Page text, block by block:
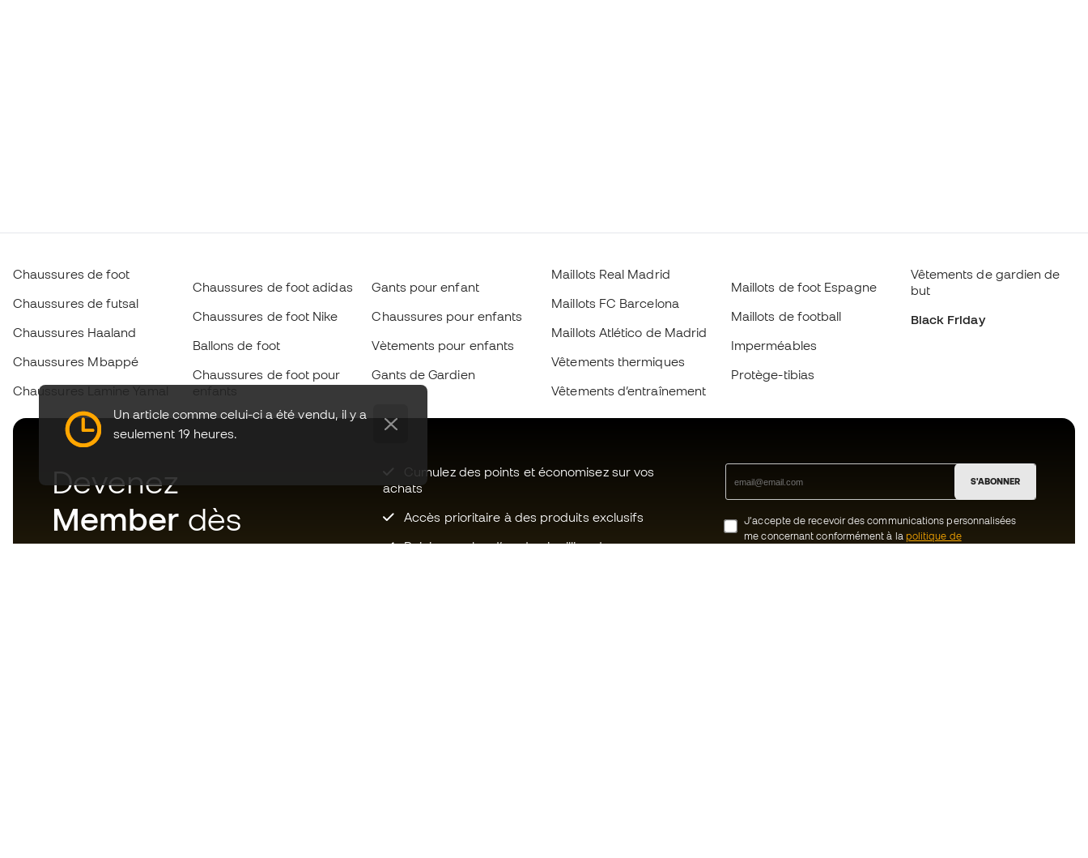
Un article comme celui-ci a été vendu, il y a
seulement 19 heures.
Chaussures de foot
Chaussures de futsal
Chaussures Haaland
Chaussures Mbappé
Chaussures Lamine Yamal
Chaussures de foot adidas
Chaussures de foot Nike
Ballons de foot
Chaussures de foot pour
Gants pour enfant
Chaussures pour enfants
Vètements pour enfants
Gants de Gardien
Maillots Real Madrid
Maillots FC Barcelona
Maillots Atlético de Madrid
Vêtements thermiques
Vêtements d’entraînement
Maillots de foot Espagne
Maillots de football
Imperméables
Protège-tibias
Vêtements de gardien de
but
Black Friday
Devenez
Member dès
maintenant
Cumulez des points et économisez sur vos
achats
Accès prioritaire à des produits exclusifs
Rejoignez plus d’un demi-million de
S'ABONNER
J’accepte de recevoir des communications personnalisées
me concernant conformément à la politique de